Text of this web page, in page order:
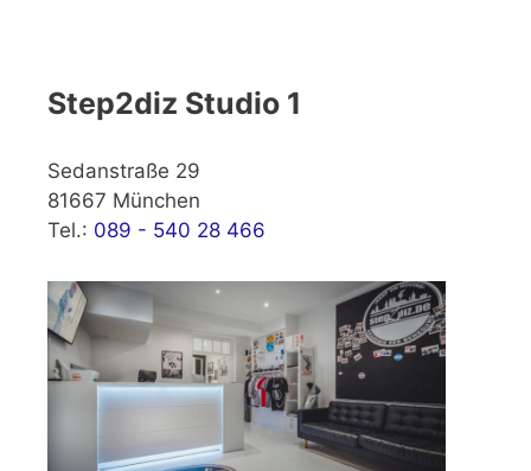
Step2diz Studio 1
Sedanstraße 29
81667 München
Tel.: 089 - 540 28 466